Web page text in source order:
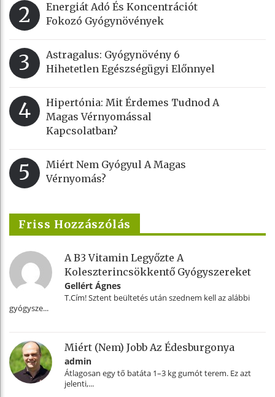
2
Energiát Adó És Koncentrációt
Fokozó Gyógynövények
3
Astragalus: Gyógynövény 6
Hihetetlen Egészségügyi Előnnyel
4
Hipertónia: Mit Érdemes Tudnod A
Magas Vérnyomással
Kapcsolatban?
5
Miért Nem Gyógyul A Magas
Vérnyomás?
Friss Hozzászólás
A B3 Vitamin Legyőzte A
Koleszterincsökkentő Gyógyszereket
Gellért Ágnes
T.Cím! Sztent beültetés után szednem kell az alábbi
gyógysze...
Miért (nem) Jobb Az Édesburgonya
admin
Átlagosan egy tő batáta 1–3 kg gumót terem. Ez azt
jelenti,...